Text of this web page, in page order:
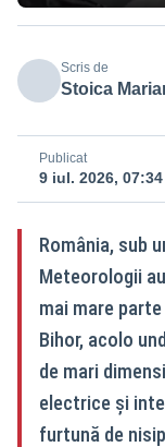
Scris de
Stoica
Publicat
9 iul. 2026, 07:34
România, sub
Meteorologii
mai mare
Bihor, acolo
de mari
electrice și
furtună de